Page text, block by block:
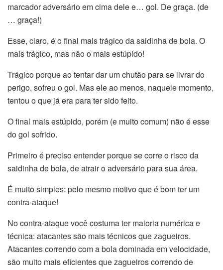
marcador adversário em cima dele e… gol. De graça. (de
… graça!)
Esse, claro, é o final mais trágico da saidinha de bola. O
mais trágico, mas não o mais estúpido!
Trágico porque ao tentar dar um chutão para se livrar do
perigo, sofreu o gol. Mas ele ao menos, naquele momento,
tentou o que já era para ter sido feito.
O final mais estúpido, porém (e muito comum) não é esse
do gol sofrido.
Primeiro é preciso entender porque se corre o risco da
saidinha de bola, de atrair o adversário para sua área.
É muito simples: pelo mesmo motivo que é bom ter um
contra-ataque!
No contra-ataque você costuma ter maioria numérica e
técnica: atacantes são mais técnicos que zagueiros.
Atacantes correndo com a bola dominada em velocidade,
são muito mais eficientes que zagueiros correndo de